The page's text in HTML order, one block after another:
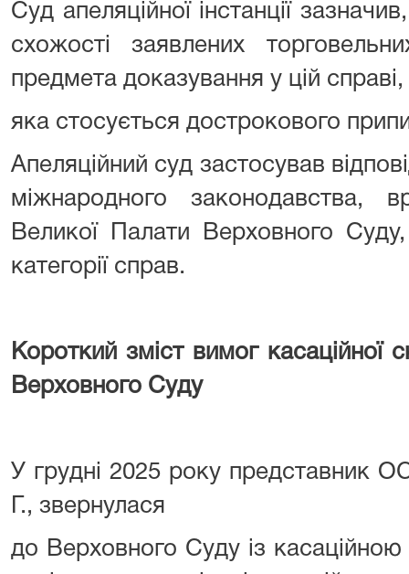
Суд апеляційної інстанції
схожості заявлених
предмета доказування у цій справі,
яка стосується дострокового
Апеляційний суд застосував
міжнародного законодавства,
Великої Палати Верховного
категорії справ.
Короткий зміст вимог касаційної
Верховного Суду
У грудні 2025 року представник
Г., звернулася
до Верховного Суду із